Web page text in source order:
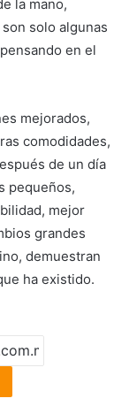
la mano,
solo algunas
en el
mejorados,
comodidades,
de un día
pequeños,
mejor
grandes
demuestran
ha existido.